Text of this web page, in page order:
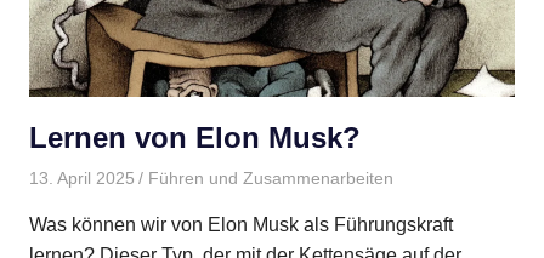
Lernen von Elon Musk?
13. April 2025 Gudrun Henne
Führen und Zusammenarbeiten
Was können wir von Elon Musk als Führungskraft